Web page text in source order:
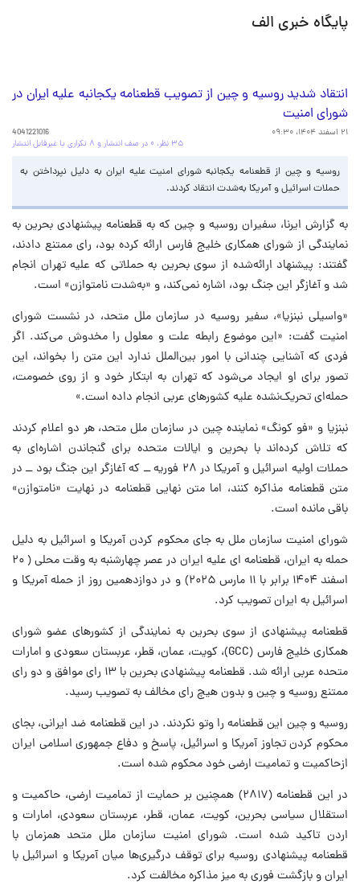
پایگاه خبری الف
انتقاد شدید روسیه و چین از تصویب قطعنامه یکجانبه علیه ایران در
شورای امنیت
۲۱ اسفند ۱۴۰۴، ۰۹:۳۰
4041221016
۳۵ نظر، ۰ در صف انتشار و ۸ تکراری یا غیرقابل انتشار
روسیه و چین از قطعنامه یکجانبه شورای امنیت علیه ایران به دلیل نپرداختن به
حملات اسرائیل و آمریکا به‌شدت انتقاد کردند.
به گزارش ایرنا، سفیران روسیه و چین که به قطعنامه پیشنهادی بحرین به
نمایندگی از شورای همکاری خلیج فارس ارائه کرده بود، رای ممتنع دادند،
گفتند: پیشنهاد ارائه‌شده از سوی بحرین به حملاتی که علیه تهران انجام
شد و آغازگر این جنگ بود، اشاره نمی‌کند، و «به‌شدت نامتوازن» است.
«واسیلی نبنزیا»، سفیر روسیه در سازمان ملل متحد، در نشست شورای
امنیت گفت: «این موضوع رابطه علت و معلول را مخدوش می‌کند. اگر
فردی که آشنایی چندانی با امور بین‌الملل ندارد این متن را بخواند، این
تصور برای او ایجاد می‌شود که تهران به ابتکار خود و از روی خصومت،
حمله‌ای تحریک‌نشده علیه کشورهای عربی انجام داده است.»
نبنزیا و «فو کونگ» نماینده چین در سازمان ملل متحد، هر دو اعلام کردند
که تلاش کرده‌اند با بحرین و ایالات متحده برای گنجاندن اشاره‌ای به
حملات اولیه اسرائیل و آمریکا در ۲۸ فوریه ــ که آغازگر این جنگ بود ــ در
متن قطعنامه مذاکره کنند، اما متن نهایی قطعنامه در نهایت «نامتوازن»
باقی مانده است.
شورای امنیت سازمان ملل به جای محکوم کردن آمریکا و اسرائیل به دلیل
حمله به ایران، قطعنامه ای علیه ایران در عصر چهارشنبه به وقت محلی ( ۲۰
اسفند ۱۴۰۴ برابر با ۱۱ مارس ۲۰۲۵) و در دوازدهمین روز از حمله آمریکا و
اسرائیل به ایران تصویب کرد.
قطعنامه پیشنهادی از سوی بحرین به نمایندگی از کشورهای عضو شورای
همکاری خلیج فارس (GCC)، کویت، عمان، قطر، عربستان سعودی و امارات
متحده عربی ارائه شد. قطعنامه پیشنهادی بحرین با ۱۳ رای موافق و دو رای
ممتنع روسیه و چین و بدون هیچ رای مخالف به تصویب رسید.
روسیه و چین این قطعنامه را وتو نکردند. در این قطعنامه ضد ایرانی، بجای
محکوم کردن تجاوز آمریکا و اسرائیل، پاسخ و دفاع جمهوری اسلامی ایران
ازحاکمیت و تمامیت ارضی خود محکوم شده است.
در این قطعنامه (۲۸۱۷) همچنین بر حمایت از تمامیت ارضی، حاکمیت و
استقلال سیاسی بحرین، کویت، عمان، قطر، عربستان سعودی، امارات و
اردن تاکید شده است. شورای امنیت سازمان ملل متحد همزمان با
قطعنامه پیشنهادی روسیه برای توقف درگیری‌ها میان آمریکا و اسرائیل با
ایران و بازگشت فوری به میز مذاکره مخالفت کرد.